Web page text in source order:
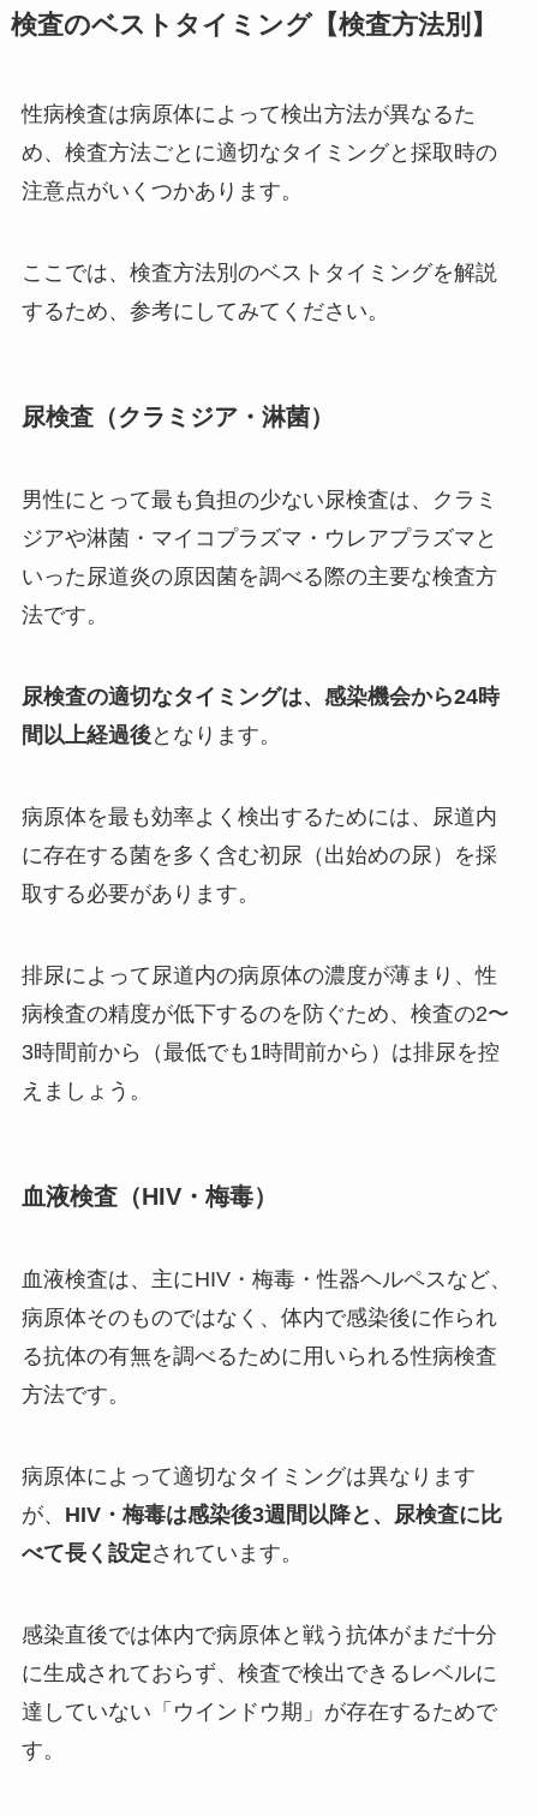
検査のベストタイミング【検査方法別】
性病検査は病原体によって検出方法が異なるた
め、検査方法ごとに適切なタイミングと採取時の
注意点がいくつかあります。
ここでは、検査方法別のベストタイミングを解説
するため、参考にしてみてください。
尿検査（クラミジア・淋菌）
男性にとって最も負担の少ない尿検査は、クラミ
ジアや淋菌・マイコプラズマ・ウレアプラズマと
いった尿道炎の原因菌を調べる際の主要な検査方
法です。
尿検査の適切なタイミングは、感染機会から24時
間以上経過後となります。
病原体を最も効率よく検出するためには、尿道内
に存在する菌を多く含む初尿（出始めの尿）を採
取する必要があります。
排尿によって尿道内の病原体の濃度が薄まり、性
病検査の精度が低下するのを防ぐため、検査の2〜
3時間前から（最低でも1時間前から）は排尿を控
えましょう。
血液検査（HIV・梅毒）
血液検査は、主にHIV・梅毒・性器ヘルペスなど、
病原体そのものではなく、体内で感染後に作られ
る抗体の有無を調べるために用いられる性病検査
方法です。
病原体によって適切なタイミングは異なります
が、 HIV・梅毒は感染後3週間以降と、尿検査に比
べて長く設定されています。
感染直後では体内で病原体と戦う抗体がまだ十分
に生成されておらず、検査で検出できるレベルに
達していない「ウインドウ期」が存在するためで
す。